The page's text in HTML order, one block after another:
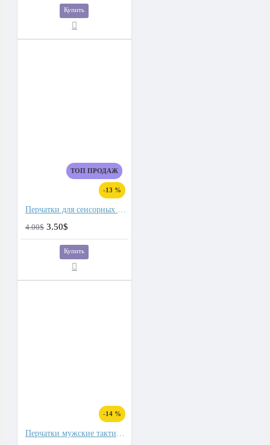
Купить
ТОП ПРОДАЖ
-13 %
Перчатки для сенсорных экранов мужские флис, подкладка плюш двойной
4.00$ 3.50$
Купить
-14 %
Перчатки мужские тактические